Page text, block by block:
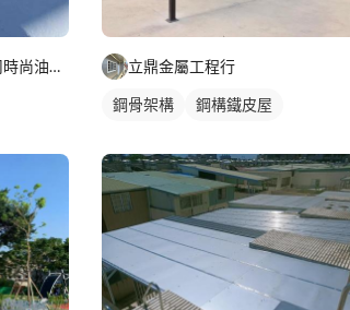
玖佰益國際貿易有限公司時尚油漆外牆防水PU工程 立鼎金屬工程行
鋼骨架構 鋼構鐵皮屋